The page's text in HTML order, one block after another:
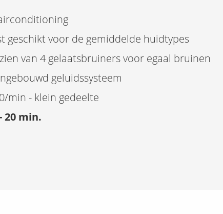
geschikt voor de gemiddelde huidtypes
van 4 gelaatsbruiners voor egaal bruinen
geluidssysteem
min - klein gedeelte
20 min.